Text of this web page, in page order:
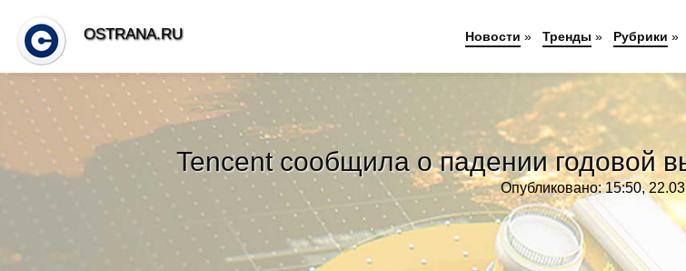
Tencent сообщила о падении годовой
Опубликовано: 15:50,
OSTRANA.RU Новости » Тренды » Рубрики »